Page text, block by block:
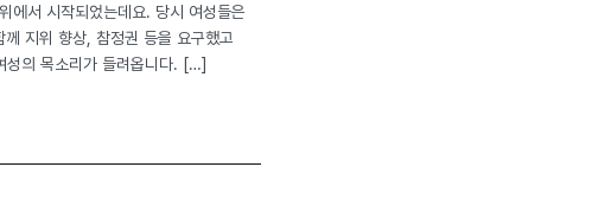
서 시작되었는데요. 당시 여성들은
지위 향상, 참정권 등을 요구했고
성의 목소리가 들려옵니다. […]